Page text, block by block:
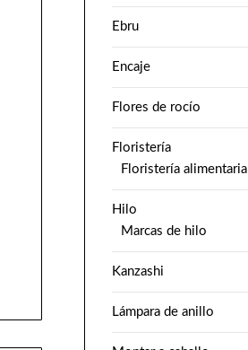
Ebru
Encaje
Flores de rocío
Floristería
Floristería alimentaria
Hilo
Marcas de hilo
Kanzashi
Lámpara de anillo